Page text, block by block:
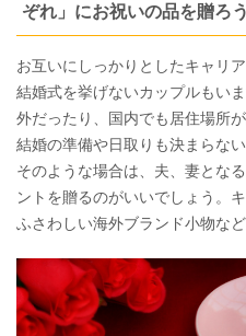
ぞれ」にお祝いの品を贈ろう
お互いにしっかりとしたキャリ
結婚式を挙げないカップルもい
外だったり、国内でも居住場所
結婚の準備や日取りも決まらない
そのような場合は、夫、妻とな
ントを贈るのがいいでしょう。
ふさわしい海外ブランド小物など